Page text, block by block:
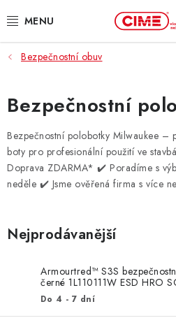
na
ZAHRADA, LES
DÍLNA, STAVBA
MILWAUKEE
ELEKTROMOBILITA
PRODEJNY
SLUŽBY
ZNAČKY
Bezpečnostní obuv
Bezpečnostní
Bezpečnostní polobotky Milwaukee
boty pro profesionální použití ve
Doprava ZDARMA* ✔️ Poradíme s
neděle ✔️ Jsme ověřená firma s více
Nejprodávanější
Armourtred™ S3S
černé 1L110111W ESD HRO
Do 4 - 7 dní